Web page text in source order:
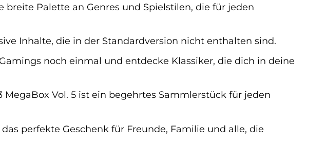
breite Palette an Genres und Spielstilen, die für jeden
Inhalte, die in der Standardversion nicht enthalten sind.
noch einmal und entdecke Klassiker, die dich in deine
Vol. 5 ist ein begehrtes Sammlerstück für jeden
das perfekte Geschenk für Freunde, Familie und alle, die